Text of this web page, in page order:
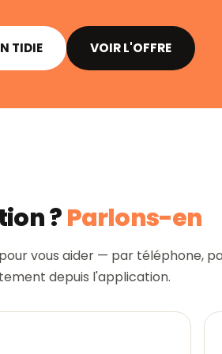
TIDIE VOIR L'OFFRE
?Parlons-en
pour vous aider — par téléphone,
depuis l'application.